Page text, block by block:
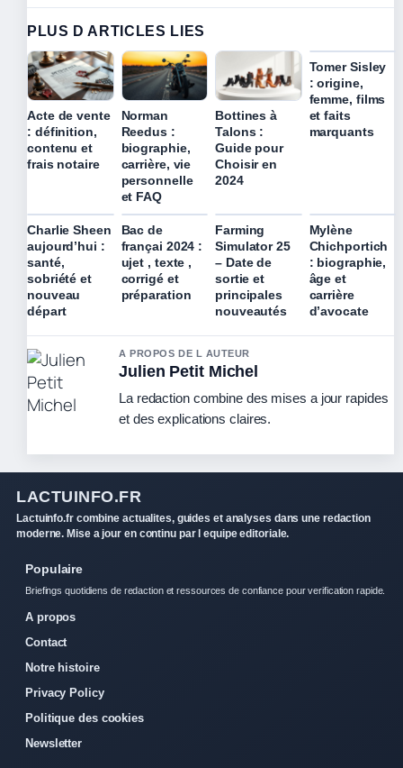
PLUS D ARTICLES LIES
Acte de vente
: définition,
contenu et
frais notaire
Norman
Reedus :
biographie,
carrière, vie
personnelle
et FAQ
Bottines à
Talons :
Guide pour
Choisir en
2024
Tomer Sisley
: origine,
femme, films
et faits
marquants
Charlie Sheen
aujourd’hui :
santé,
sobriété et
nouveau
départ
Bac de
françai 2024 :
ujet , texte ,
corrigé et
préparation
Farming
Simulator 25
– Date de
sortie et
principales
nouveautés
Mylène
Chichportich
: biographie,
âge et
carrière
d’avocate
A PROPOS DE L AUTEUR
Julien Petit Michel
La redaction combine des mises a jour rapides
et des explications claires.
LACTUINFO.FR
Lactuinfo.fr combine actualites, guides et analyses dans une redaction
moderne. Mise a jour en continu par l equipe editoriale.
Populaire
Briefings quotidiens de redaction et ressources de confiance pour verification rapide.
A propos
Contact
Notre histoire
Privacy Policy
Politique des cookies
Newsletter